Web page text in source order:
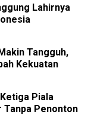
Lahirnya
Tangguh,
Kekuatan
Piala
Tanpa Penonton